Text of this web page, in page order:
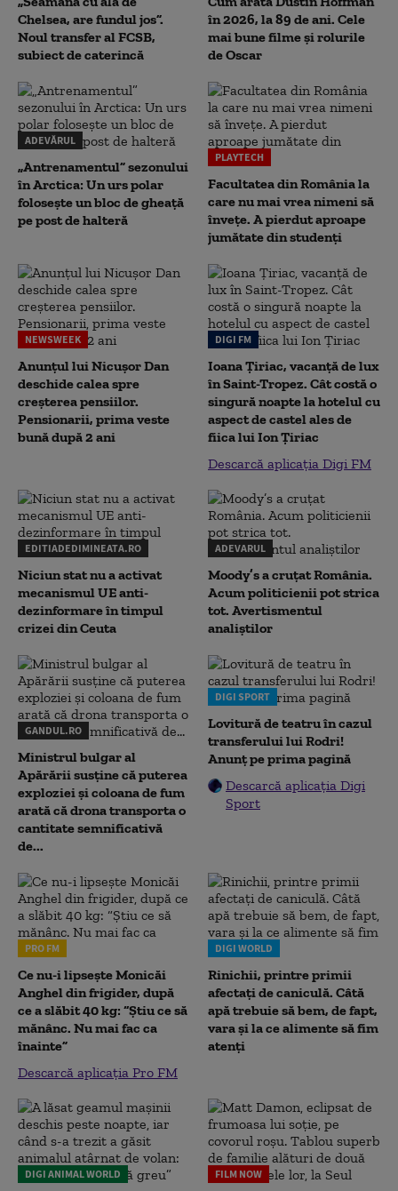
Chelsea, are fundul jos”.
Noul transfer al FCSB,
subiect de caterincă
în 2026, la 89 de ani. Cele
mai bune filme și rolurile
de Oscar
ADEVĂRUL
„Antrenamentul” sezonului
în Arctica: Un urs polar
folosește un bloc de gheață
pe post de halteră
PLAYTECH
Facultatea din România la
care nu mai vrea nimeni să
înveţe. A pierdut aproape
jumătate din studenţi
NEWSWEEK
Anunțul lui Nicușor Dan
deschide calea spre
creșterea pensiilor.
Pensionarii, prima veste
bună după 2 ani
DIGI FM
Ioana Țiriac, vacanță de lux
în Saint-Tropez. Cât costă o
singură noapte la hotelul cu
aspect de castel ales de
fiica lui Ion Țiriac
Descarcă aplicația Digi FM
EDITIADEDIMINEATA.RO
Niciun stat nu a activat
mecanismul UE anti-
dezinformare în timpul
crizei din Ceuta
ADEVARUL
Moody’s a cruțat România.
Acum politicienii pot strica
tot. Avertismentul
analiștilor
GANDUL.RO
Ministrul bulgar al
Apărării susține că puterea
exploziei și coloana de fum
arată că drona transporta o
cantitate semnificativă
de...
DIGI SPORT
Lovitură de teatru în cazul
transferului lui Rodri!
Anunț pe prima pagină
Descarcă aplicația Digi
Sport
PRO FM
Ce nu-i lipsește Monicăi
Anghel din frigider, după
ce a slăbit 40 kg: “Știu ce să
mănânc. Nu mai fac ca
înainte”
Descarcă aplicația Pro FM
DIGI WORLD
Rinichii, printre primii
afectați de caniculă. Câtă
apă trebuie să bem, de fapt,
vara și la ce alimente să fim
atenți
DIGI ANIMAL WORLD FILM NOW